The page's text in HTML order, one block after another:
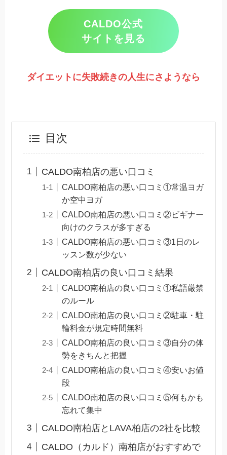
CALDO公式
サイトを見る
ダイエットに失敗続きの人生にさようなら
目次
CALDO南柏店の悪い口コミ
CALDO南柏店の悪い口コミ①常温ヨガ
か空中ヨガ
CALDO南柏店の悪い口コミ②ビギナー
向けのクラスが多すぎる
CALDO南柏店の悪い口コミ③1日のレ
ッスン数が少ない
CALDO南柏店の良い口コミ結果
CALDO南柏店の良い口コミ①私語厳禁
のルール
CALDO南柏店の良い口コミ②駐車・駐
輪料金が規定時間無料
CALDO南柏店の良い口コミ③自分の体
勢をきちんと把握
CALDO南柏店の良い口コミ④安いお値
段
CALDO南柏店の良い口コミ⑤何もかも
忘れて集中
CALDO南柏店とLAVA柏店の2社を比較
CALDO（カルド）南柏店がおすすめで